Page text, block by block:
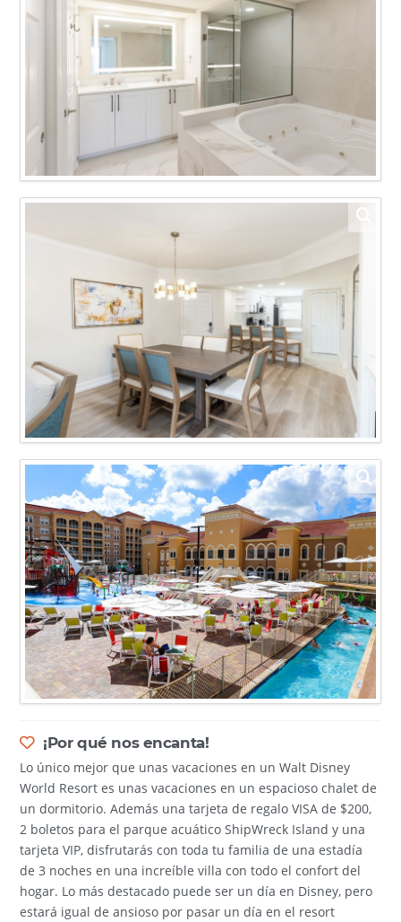
¡Por qué nos encanta!
Lo único mejor que unas vacaciones en un Walt Disney
World Resort es unas vacaciones en un espacioso chalet de
un dormitorio. Además una tarjeta de regalo VISA de $200,
2 boletos para el parque acuático ShipWreck Island y una
tarjeta VIP, disfrutarás con toda tu familia de una estadía
de 3 noches en una increíble villa con todo el confort del
hogar. Lo más destacado puede ser un día en Disney, pero
estará igual de ansioso por pasar un día en el resort